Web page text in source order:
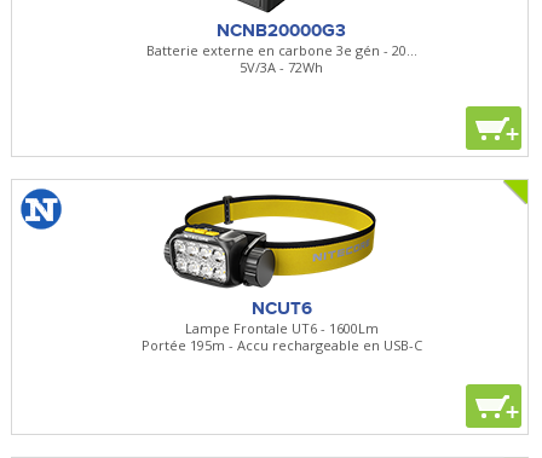
NCNB20000G3
Batterie externe en carbone 3e gén - 20...
5V/3A - 72Wh
+
NCUT6
Lampe Frontale UT6 - 1600Lm
Portée 195m - Accu rechargeable en USB-C
+